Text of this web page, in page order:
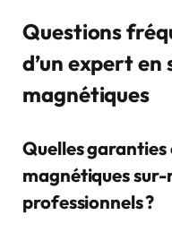
Questions
d’un expert en
magnétiques
Quelles
magnétiques sur-
professionnels ?